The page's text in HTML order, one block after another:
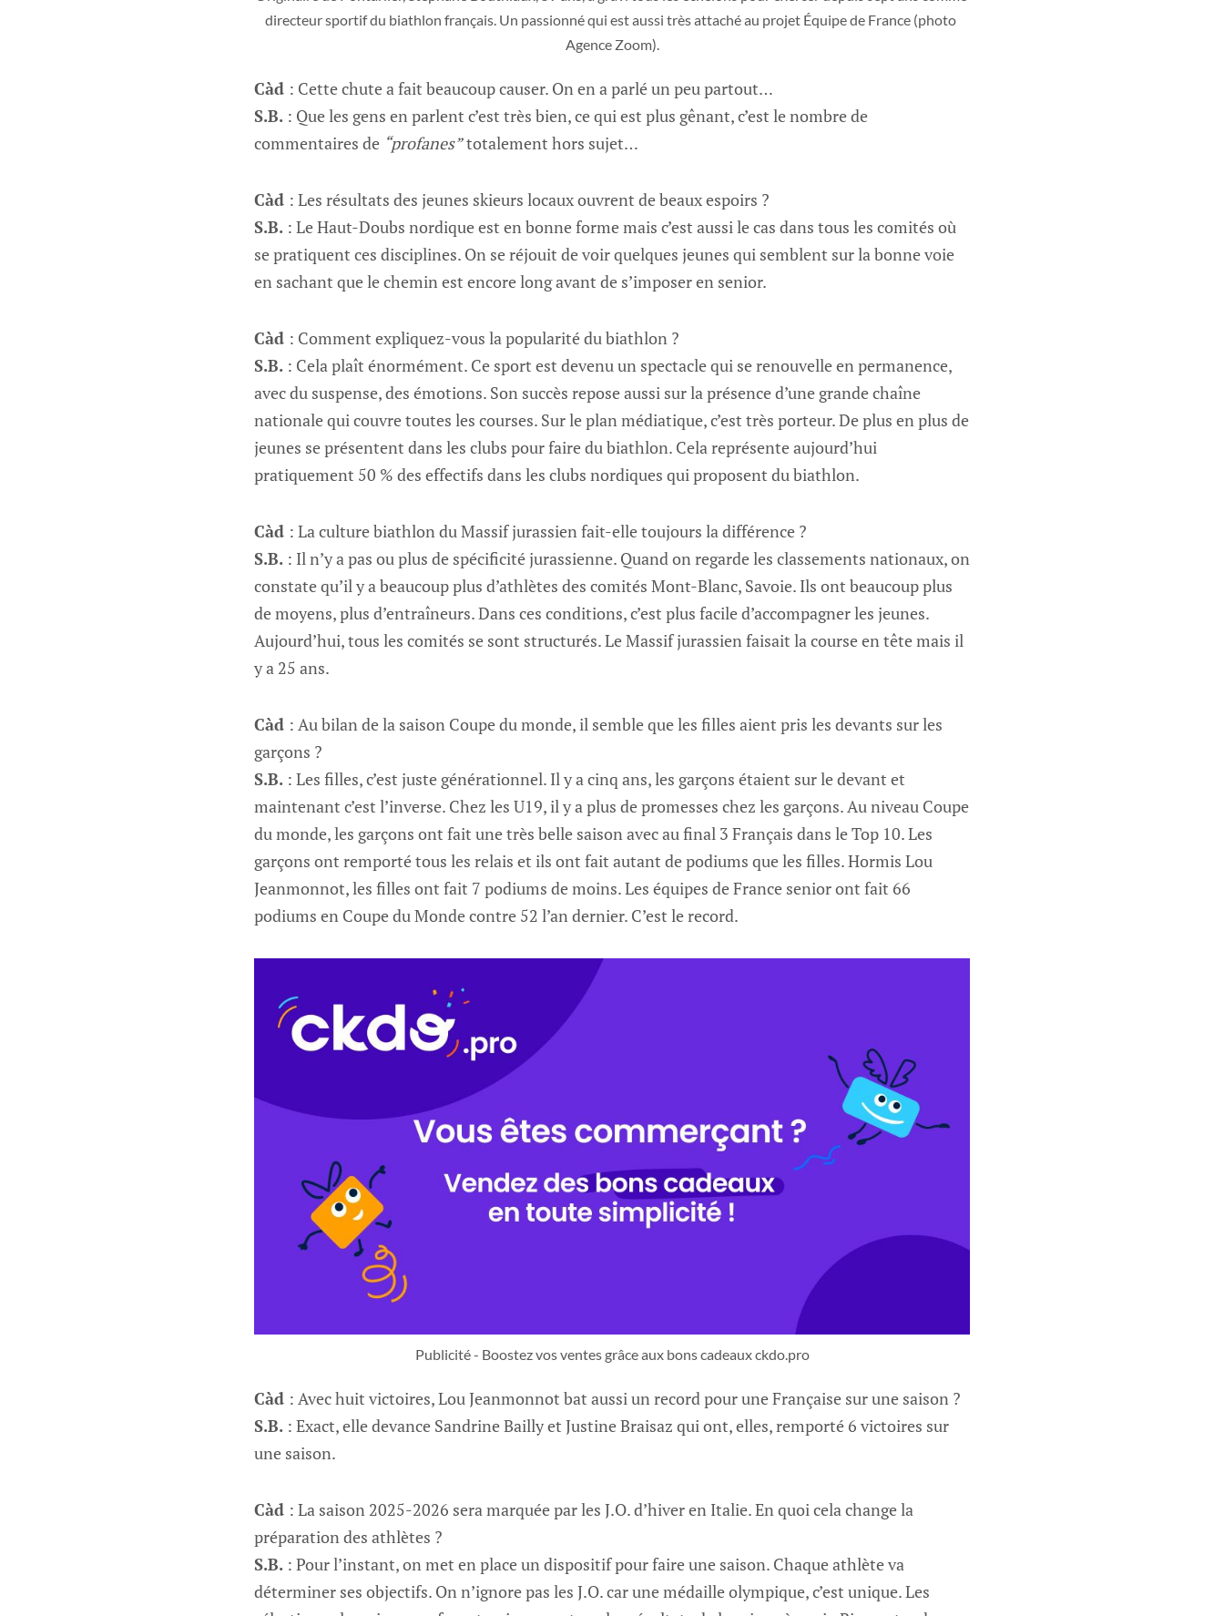
directeur sportif du biathlon français. Un passionné qui est aussi très attaché au projet Équipe de France (photo
Agence Zoom).
Càd : Cette chute a fait beaucoup causer. On en a parlé un peu partout…
S.B. : Que les gens en parlent c’est très bien, ce qui est plus gênant, c’est le nombre de
commentaires de “profanes”totalement hors sujet…
Càd : Les résultats des jeunes skieurs locaux ouvrent de beaux espoirs ?
S.B. : Le Haut-Doubs nordique est en bonne forme mais c’est aussi le cas dans tous les comités où
se pratiquent ces disciplines. On se réjouit de voir quelques jeunes qui semblent sur la bonne voie
en sachant que le chemin est encore long avant de s’imposer en senior.
Càd : Comment expliquez-vous la popularité du biathlon ?
S.B. : Cela plaît énormément. Ce sport est devenu un spectacle qui se renouvelle en permanence,
avec du suspense, des émotions. Son succès repose aussi sur la présence d’une grande chaîne
nationale qui couvre toutes les courses. Sur le plan médiatique, c’est très porteur. De plus en plus de
jeunes se présentent dans les clubs pour faire du biathlon. Cela représente aujourd’hui
pratiquement 50 % des effectifs dans les clubs nordiques qui proposent du biathlon.
Càd : La culture biathlon du Massif jurassien fait-elle toujours la différence ?
S.B. : Il n’y a pas ou plus de spécificité jurassienne. Quand on regarde les classements nationaux, on
constate qu’il y a beaucoup plus d’athlètes des comités Mont-Blanc, Savoie. Ils ont beaucoup plus
de moyens, plus d’entraîneurs. Dans ces conditions, c’est plus facile d’accompagner les jeunes.
Aujourd’hui, tous les comités se sont structurés. Le Massif jurassien faisait la course en tête mais il
y a 25 ans.
Càd : Au bilan de la saison Coupe du monde, il semble que les filles aient pris les devants sur les
garçons ?
S.B. : Les filles, c’est juste générationnel. Il y a cinq ans, les garçons étaient sur le devant et
maintenant c’est l’inverse. Chez les U19, il y a plus de promesses chez les garçons. Au niveau Coupe
du monde, les garçons ont fait une très belle saison avec au final 3 Français dans le Top 10. Les
garçons ont remporté tous les relais et ils ont fait autant de podiums que les filles. Hormis Lou
Jeanmonnot, les filles ont fait 7 podiums de moins. Les équipes de France senior ont fait 66
podiums en Coupe du Monde contre 52 l’an dernier. C’est le record.
Publicité - Boostez vos ventes grâce aux bons cadeaux ckdo.pro
Càd : Avec huit victoires, Lou Jeanmonnot bat aussi un record pour une Française sur une saison ?
S.B. : Exact, elle devance Sandrine Bailly et Justine Braisaz qui ont, elles, remporté 6 victoires sur
une saison.
Càd : La saison 2025-2026 sera marquée par les J.O. d’hiver en Italie. En quoi cela change la
préparation des athlètes ?
S.B. : Pour l’instant, on met en place un dispositif pour faire une saison. Chaque athlète va
déterminer ses objectifs. On n’ignore pas les J.O. car une médaille olympique, c’est unique. Les